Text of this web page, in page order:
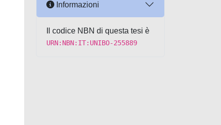
Informazioni
Il codice NBN di questa tesi è
URN:NBN:IT:UNIBO-255889